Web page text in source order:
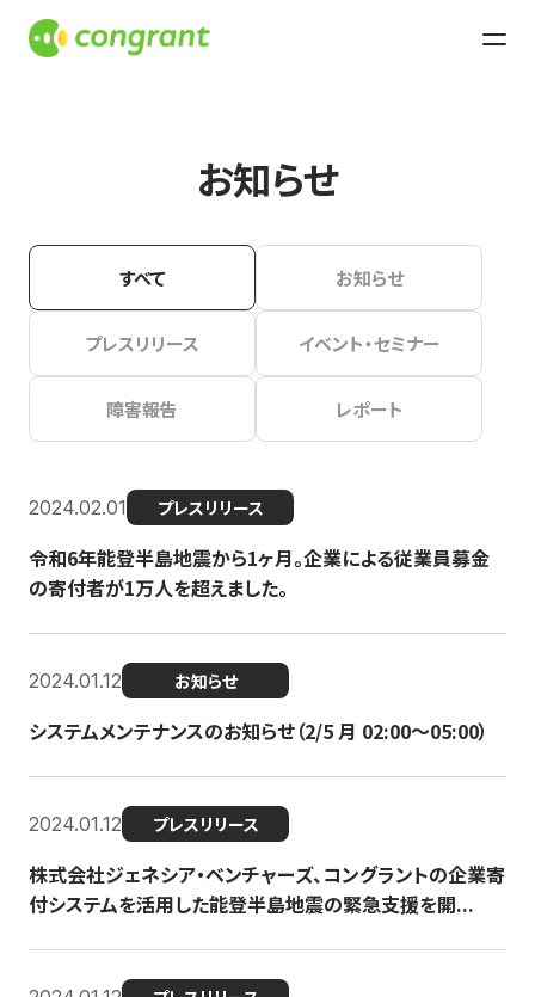
お知らせ
すべて お知らせ
プレスリリース イベント・セミナー
障害報告 レポート
2024.02.01 プレスリリース
令和6年能登半島地震から1ヶ月。企業による従業員募金
の寄付者が1万人を超えました。
2024.01.12 お知らせ
システムメンテナンスのお知らせ（2/5 月 02:00〜05:00）
2024.01.12 プレスリリース
株式会社ジェネシア・ベンチャーズ、コングラントの企業寄
付システムを活用した能登半島地震の緊急支援を開...